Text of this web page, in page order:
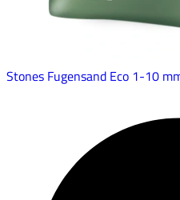
Stones Fugensand Eco 1-10